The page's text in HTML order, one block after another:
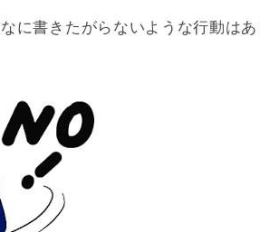
に書きたがらないような行動は